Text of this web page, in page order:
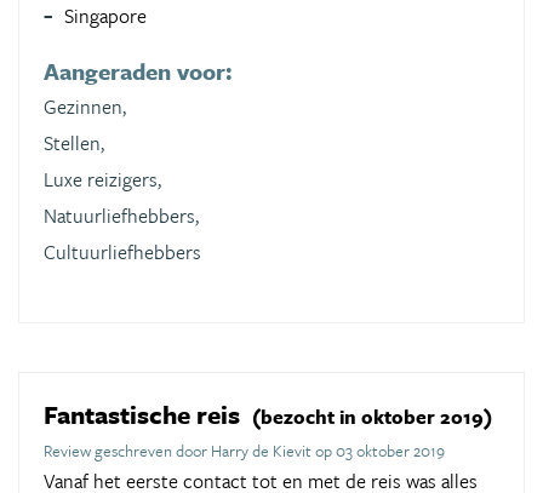
Singapore
Aangeraden voor:
Gezinnen,
Stellen,
Luxe reizigers,
Natuurliefhebbers,
Cultuurliefhebbers
Fantastische reis (bezocht in oktober 2019)
Review geschreven door Harry de Kievit op 03 oktober 2019
Vanaf het eerste contact tot en met de reis was alles